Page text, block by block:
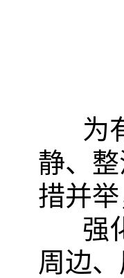
为
静、
措并
强
周边